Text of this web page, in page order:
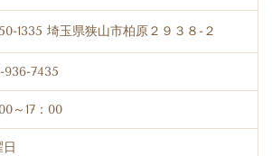
1335埼玉県狭山市柏原２９３８ -２
936-7435
～17：00
日